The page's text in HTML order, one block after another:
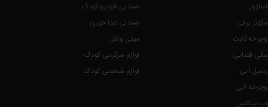
برقی
ثابت
فضایی
آبی
آبی
پیلاتس
صندلی خودرو کودک
صندلی غذا خوری
مینی واش
لوازم سرگرمی کودک
لوازم شخصی کودک